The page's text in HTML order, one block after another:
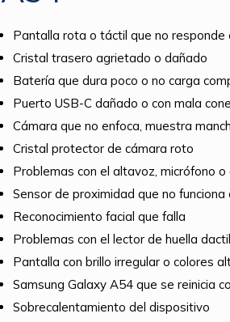
Pantalla rota o táctil que no responde
Cristal trasero agrietado o dañado
Batería que dura poco o no carga
Puerto USB-C dañado o con mala
Cámara que no enfoca, muestra
Cristal protector de cámara roto
Problemas con el altavoz, micrófono o
Sensor de proximidad que no
Reconocimiento facial que falla
Problemas con el lector de huella
Pantalla con brillo irregular o colores
Samsung Galaxy A54 que se reinicia
Sobrecalentamiento del dispositivo